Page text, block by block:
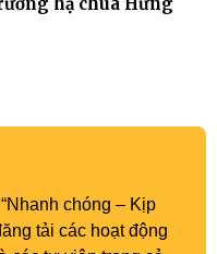
chóng – Kịp
tải các hoạt động